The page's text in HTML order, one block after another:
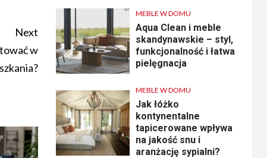
Next
w
MEBLE W DOMU
Aqua Clean i meble
skandynawskie – styl,
funkcjonalność i łatwa
pielęgnacja
MEBLE W DOMU
Jak łóżko
kontynentalne
tapicerowane wpływa
na jakość snu i
aranżację sypialni?